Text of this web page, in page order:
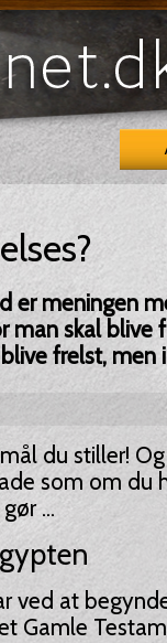
er meningen
man skal blive
frelst, men
du stiller!
som om du
...
ved at
Gamle